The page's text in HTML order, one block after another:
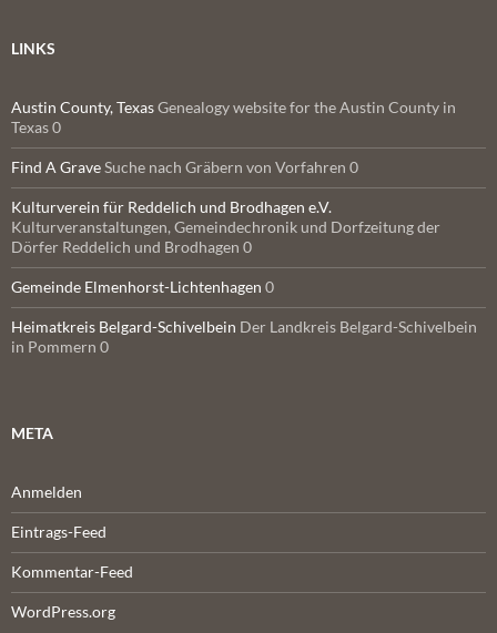
LINKS
Austin County, TexasGenealogy website for the Austin County in
Texas 0
Find A GraveSuche nach Gräbern von Vorfahren 0
Kulturverein für Reddelich und Brodhagen e.V.
Kulturveranstaltungen, Gemeindechronik und Dorfzeitung der
Dörfer Reddelich und Brodhagen 0
Gemeinde Elmenhorst-Lichtenhagen 0
Heimatkreis Belgard-Schivelbein Der Landkreis Belgard-Schivelbein
in Pommern 0
META
Anmelden
Eintrags-Feed
Kommentar-Feed
WordPress.org